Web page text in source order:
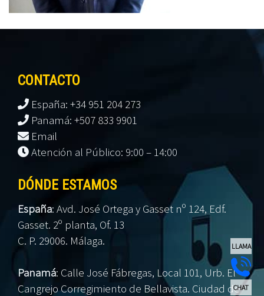
LLAMA
CHAT
CONTACTO
España: +34 951 204 273
Panamá: +507 833 9901
Email
Atención al Público: 9:00 – 14:00
DÓNDE ESTAMOS
España: Avd. José Ortega y Gasset nº 124, Edf.
Gasset. 2º planta, Of. 13
C. P. 29006. Málaga.
Panamá: Calle José Fábregas, Local 101, Urb. El
Cangrejo Corregimiento de Bellavista. Ciudad de